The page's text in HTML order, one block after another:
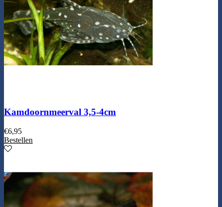
Kamdoornmeerval 3,5-4cm
€6,95
Bestellen